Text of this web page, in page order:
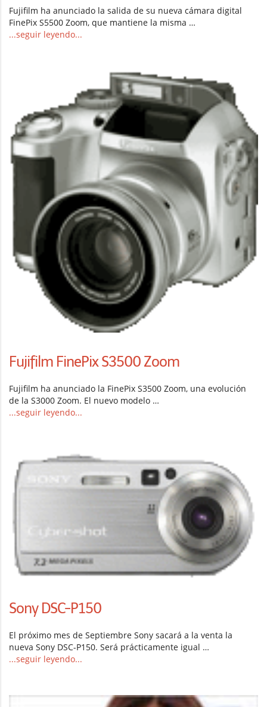
Fujifilm ha anunciado la salida de su nueva cámara digital
FinePix S5500 Zoom, que mantiene la misma …
...seguir leyendo...
Fujifilm FinePix S3500 Zoom
Fujifilm ha anunciado la FinePix S3500 Zoom, una evolución
de la S3000 Zoom. El nuevo modelo …
...seguir leyendo...
Sony DSC-P150
El próximo mes de Septiembre Sony sacará a la venta la
nueva Sony DSC-P150. Será prácticamente igual …
...seguir leyendo...